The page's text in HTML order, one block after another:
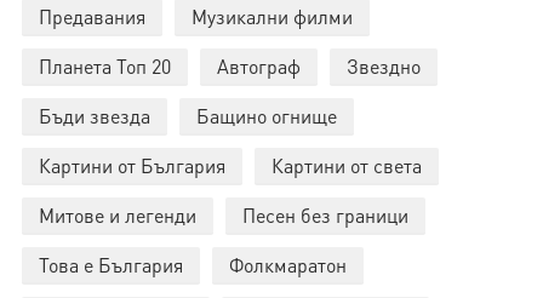
Предавания
Музикални филми
Планета Топ 20
Автограф
Звездно
Бъди звезда
Бащино огнище
Картини от България
Картини от света
Митове и легенди
Песен без граници
Това е България
Фолкмаратон